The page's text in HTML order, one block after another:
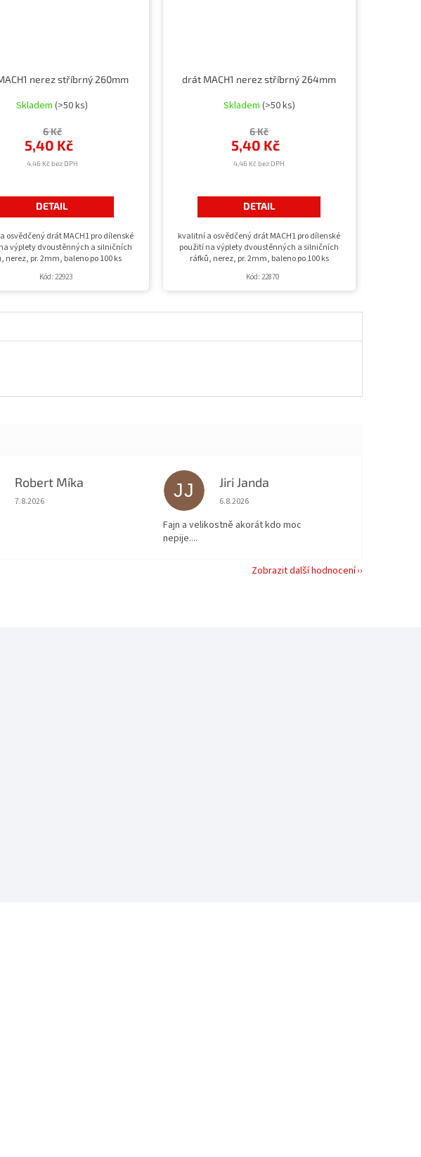
nerez stříbrný 260mm
Skladem(>50 ks)
4,46 Kč bez DPH
5,40 Kč
6 Kč
DETAIL
osvědčený drát MACH1 pro dílenské
výplety dvoustěnných a silničních
nerez, pr. 2mm, baleno po 100 ks
Kód: 22923
drát MACH1 nerez stříbrný 264mm
Skladem (>50 ks)
4,46 Kč bez DPH
5,40 Kč
6 Kč
DETAIL
kvalitní a osvědčený drát MACH1 pro dílenské
použití na výplety dvoustěnných a silničních
ráfků, nerez, pr. 2mm, baleno po 100 ks
Kód:22870
Robert Míka
Hodnocení obchodu je 5 z 5 hvězdiček.
7.8.2026
JJ Jiri Janda
Hodnocení obchodu je 5 z 5 hvězdiček.
6.8.2026
Fajn a velikostně akorát kdo moc
nepije....
Zobrazit další hodnocení